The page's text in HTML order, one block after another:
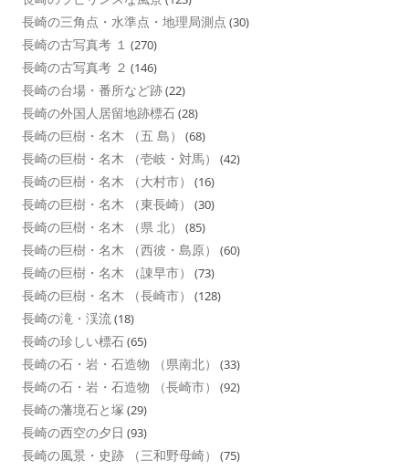
長崎の三角点・水準点・地理局測点 (30)
長崎の古写真考 １ (270)
長崎の古写真考 ２ (146)
長崎の台場・番所など跡(22)
長崎の外国人居留地跡標石(28)
長崎の巨樹・名木 （五 島） (68)
長崎の巨樹・名木 （壱岐・対馬） (42)
長崎の巨樹・名木 （大村市） (16)
長崎の巨樹・名木 （東長崎） (30)
長崎の巨樹・名木 （県 北） (85)
長崎の巨樹・名木 （西彼・島原） (60)
長崎の巨樹・名木 （諌早市） (73)
長崎の巨樹・名木 （長崎市） (128)
長崎の滝・渓流(18)
長崎の珍しい標石(65)
長崎の石・岩・石造物 （県南北） (33)
長崎の石・岩・石造物 （長崎市） (92)
長崎の藩境石と塚 (29)
長崎の西空の夕日 (93)
長崎の風景・史跡 （三和野母崎） (75)